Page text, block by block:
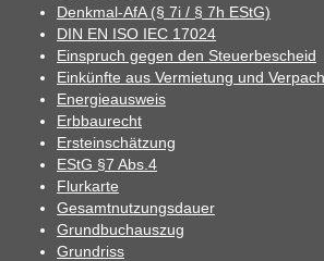
Denkmal-AfA (§ 7i / § 7h EStG)
DIN EN ISO IEC 17024
Einspruch gegen den Steuerbescheid
Einkünfte aus Vermietung und
Energieausweis
Erbbaurecht
Ersteinschätzung
EStG §7 Abs.4
Flurkarte
Gesamtnutzungsdauer
Grundbuchauszug
Grundriss